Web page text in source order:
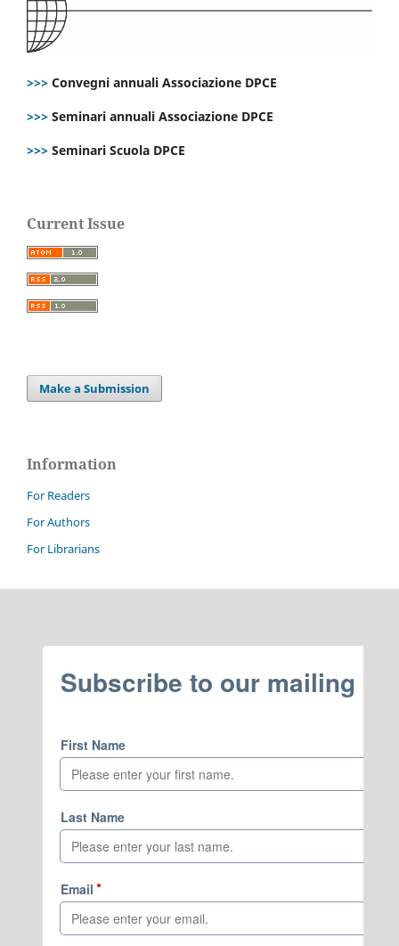
>>> Convegni annuali Associazione DPCE
>>> Seminari annuali Associazione DPCE
>>> Seminari Scuola DPCE
Current Issue
Make a Submission
Information
For Readers
For Authors
For Librarians